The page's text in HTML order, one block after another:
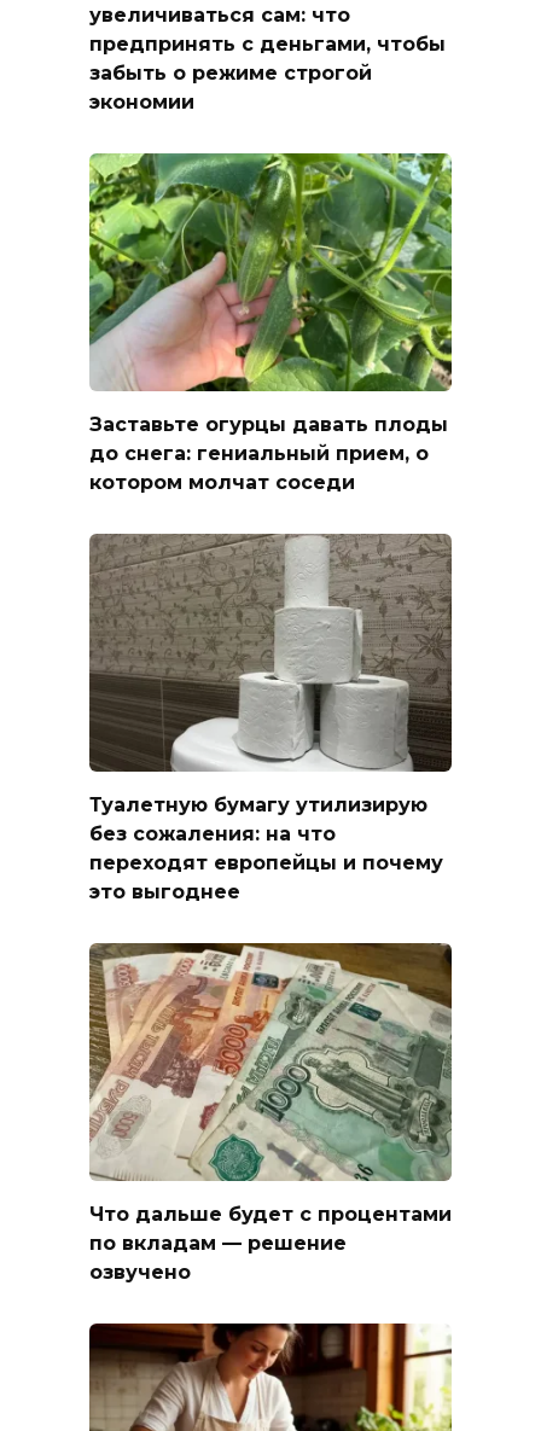
увеличиваться сам: что
предпринять с деньгами, чтобы
забыть о режиме строгой
экономии
Заставьте огурцы давать плоды
до снега: гениальный прием, о
котором молчат соседи
Туалетную бумагу утилизирую
без сожаления: на что
переходят европейцы и почему
это выгоднее
Что дальше будет с процентами
по вкладам — решение
озвучено